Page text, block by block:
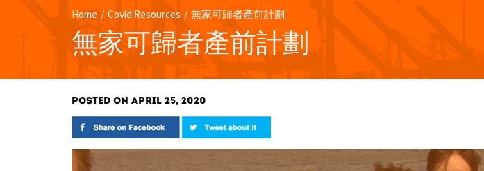
Home / Covid Resources / 無家可歸者產前計劃
無家可歸者產前計劃
POSTED ON APRIL 25, 2020